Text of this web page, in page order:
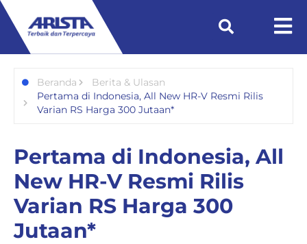
Beranda
Berita & Ulasan
Pertama di Indonesia, All New HR-V Resmi Rilis
Varian RS Harga 300 Jutaan*
Pertama di Indonesia, All
New HR-V Resmi Rilis
Varian RS Harga 300
Jutaan*